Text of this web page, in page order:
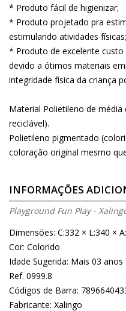
* Produto fácil de higienizar;
* Produto projetado pra
estimulando atividades físicas;
* Produto de excelente
devido a ótimos materiais
integridade física da criança
Material Polietileno de
reciclável).
Polietileno pigmentado
coloração original mesmo
INFORMAÇÕES
Playground Fun Play -
Dimensões: C:332 × L:340 ×
Cor: Colorido
Idade Sugerida: Mais 03 anos
Ref. 0999.8
Códigos de Barra:
Fabricante: Xalingo